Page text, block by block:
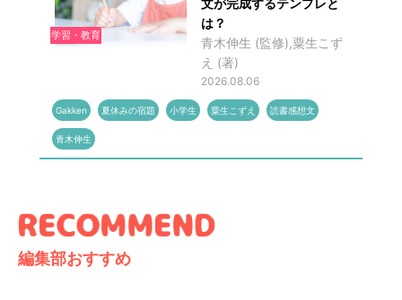
学習・教育
文が完成するテンプレと
は？
青木伸生 (監修),粟生こず
え (著)
2026.08.06
Gakken 夏休みの宿題 小学生 粟生こずえ 読書感想文
青木伸生
編集部おすすめ